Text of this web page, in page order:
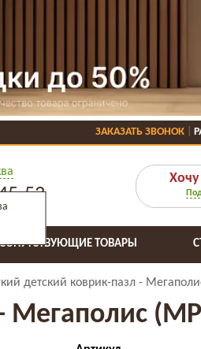
ЗАКАЗАТЬ ЗВОНОК
53
ТОВАРЫ
детский коврик-пазл -
Мегаполис